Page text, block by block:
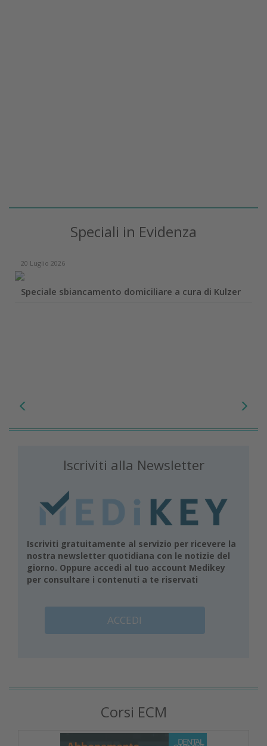
Speciali in Evidenza
20 Luglio 2026
Speciale sbiancamento domiciliare a cura di Kulzer
Iscriviti alla Newsletter
Iscriviti gratuitamente al servizio per ricevere la
nostra newsletter quotidiana con le notizie del
giorno. Oppure accedi al tuo account Medikey
per consultare i contenuti a te riservati
ACCEDI
Corsi ECM